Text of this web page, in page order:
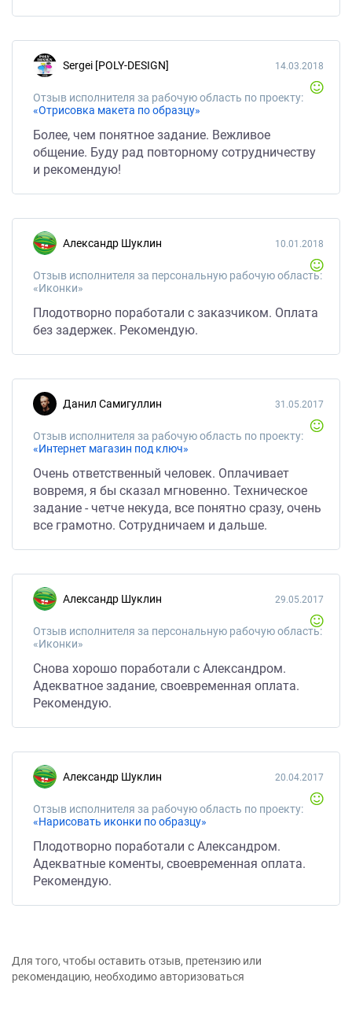
Sergei [POLY-DESIGN]
Отзыв исполнителя за рабочую область по проекту:
«Отрисовка макета по образцу»
14.03.2018
Более, чем понятное задание. Вежливое
общение. Буду рад повторному сотрудничеству
и рекомендую!
Александр Шуклин
Отзыв исполнителя за персональную рабочую область:
«Иконки»
10.01.2018
Плодотворно поработали с заказчиком. Оплата
без задержек. Рекомендую.
Данил Самигуллин
Отзыв исполнителя за рабочую область по проекту:
«Интернет магазин под ключ»
31.05.2017
Очень ответственный человек. Оплачивает
вовремя, я бы сказал мгновенно. Техническое
задание - четче некуда, все понятно сразу, очень
все грамотно. Сотрудничаем и дальше.
Александр Шуклин
Отзыв исполнителя за персональную рабочую область:
«Иконки»
29.05.2017
Снова хорошо поработали с Александром.
Адекватное задание, своевременная оплата.
Рекомендую.
Александр Шуклин
Отзыв исполнителя за рабочую область по проекту:
«Нарисовать иконки по образцу»
20.04.2017
Плодотворно поработали с Александром.
Адекватные коменты, своевременная оплата.
Рекомендую.
Для того, чтобы оставить отзыв, претензию или
рекомендацию, необходимо авторизоваться